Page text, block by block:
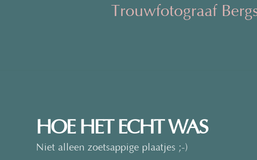
Trouwfotograaf
HOE HET ECHT WAS
Niet alleen zoetsappige plaatjes ;-)